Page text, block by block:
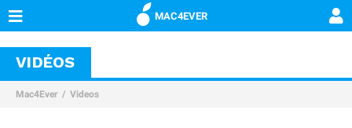
MAC4EVER
VIDÉOS
Mac4Ever Videos